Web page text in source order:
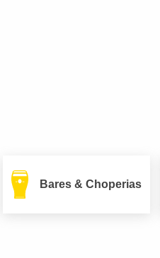
Bares & Choperias